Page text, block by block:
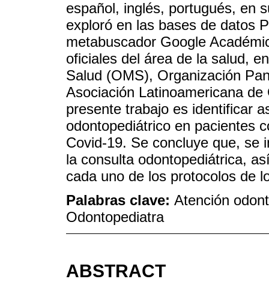
español, inglés, portugués, en
exploró en las bases de datos
metabuscador Google
oficiales del área de la salud,
Salud (OMS), Organización
Asociación Latinoamericana
presente trabajo es identificar
odontopediátrico en pacientes
Covid-19. Se concluye que, se
la consulta odontopediátrica,
cada uno de los protocolos de
Palabras clave: Atención
Odontopediatra
ABSTRACT